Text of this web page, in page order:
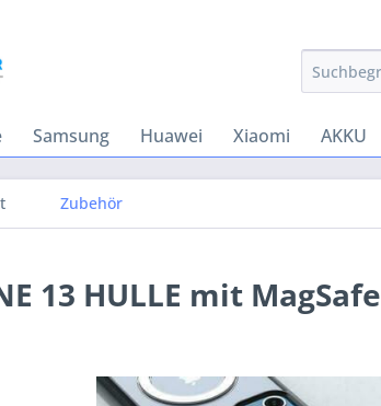
Samsung Huawei Xiaomi AKKU
Zubehör
13 HULLE mit MagSafe